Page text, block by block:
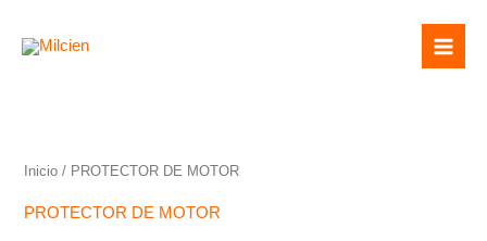
Inicio / PROTECTOR DE MOTOR
PROTECTOR DE MOTOR